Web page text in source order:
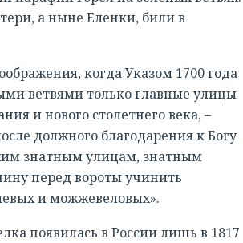
а ныне Еленки, били в
когда Указом 1700 года
ветвями только главные улицы
и нового столетнего века, –
должного благодарения к Богу
знатным улицам, знатным
перед вороты учинить
и можжевеловых».
появилась в России лишь в 1817